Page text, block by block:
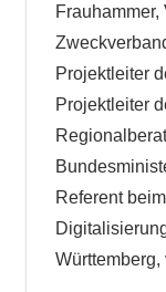
Projektleiter
Projektleiter
Referent
Württemberg,